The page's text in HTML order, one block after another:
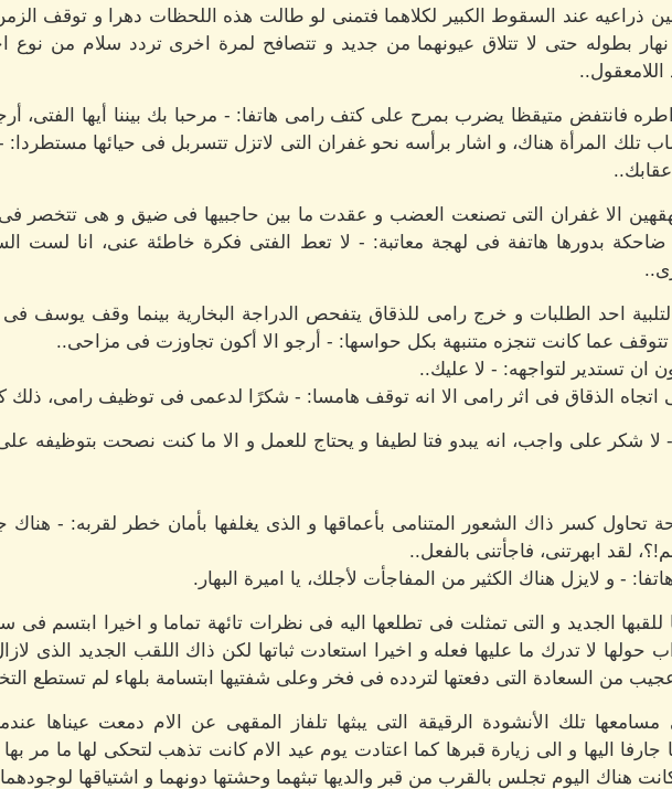
ذراعيه عند السقوط الكبير لكلاهما فتمنى لو طالت هذه اللحظات دهرا و توقف
نهار بطوله حتى لا تتلاق عيونهما من جديد و تتصافح لمرة اخرى تردد سلام من نوع
فانتفض متيقظا يضرب بمرح على كتف رامى هاتفا: - مرحبا بك بيننا أيها الفتى،
تلك المرأة هناك، و اشار برأسه نحو غفران التى لاتزل تتسربل فى حيائها
الا غفران التى تصنعت العضب و عقدت ما بين حاجبيها فى ضيق و هى تتخصر
ضاحكة بدورها هاتفة فى لهجة معاتبة: - لا تعط الفتى فكرة خاطئة عنى، انا لست
لتلبية احد الطلبات و خرج رامى للذقاق يتفحص الدراجة البخارية بينما وقف يوسف
تتوقف عما كانت تنجزه متنبهة بكل حواسها: - أرجو الا أكون تجاوزت فى مزاحى..
ان تستدير لتواجهه: - لا عليك..
اتجاه الذقاق فى اثر رامى الا انه توقف هامسا: - شكرًا لدعمى فى توظيف رامى، ذلك
شكر على واجب، انه يبدو فتا لطيفا و يحتاج للعمل و الا ما كنت نصحت بتوظيفه
تحاول كسر ذاك الشعور المتنامى بأعماقها و الذى يغلفها بأمان خطر لقربه: -
لقد ابهرتنى، فاجأتنى بالفعل..
- و لايزل هناك الكثير من المفاجأت لأجلك، يا اميرة البهار.
الجديد و التى تمثلت فى تطلعها اليه فى نظرات تائهة تماما و اخيرا ابتسم فى
لا تدرك ما عليها فعله و اخيرا استعادت ثباتها لكن ذاك اللقب الجديد الذى
من السعادة التى دفعتها لتردده فى فخر وعلى شفتيها ابتسامة بلهاء لم تستطع
مسامعها تلك الأنشودة الرقيقة التى يبثها تلفاز المقهى عن الام دمعت عيناها
اليها و الى زيارة قبرها كما اعتادت يوم عيد الام كانت تذهب لتحكى لها ما مر
هناك اليوم تجلس بالقرب من قبر والديها تبثهما وحشتها دونهما و اشتياقها لوجودهما